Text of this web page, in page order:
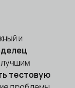
и
лучшим
тестовую